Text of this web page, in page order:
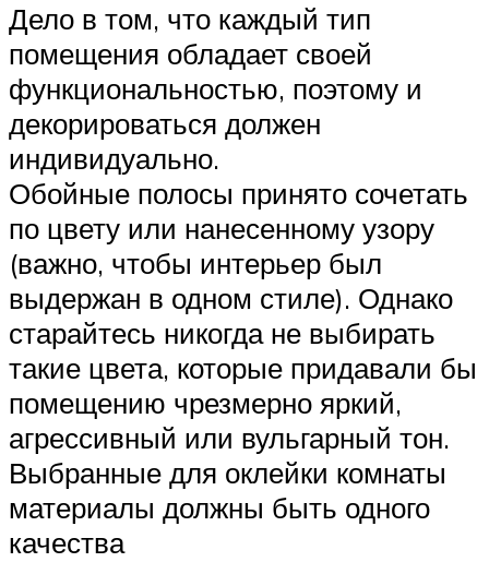
Дело в том, что каждый тип
помещения обладает своей
функциональностью, поэтому и
декорироваться должен
индивидуально.
Обойные полосы принято сочетать
по цвету или нанесенному узору
(важно, чтобы интерьер был
выдержан в одном стиле). Однако
старайтесь никогда не выбирать
такие цвета, которые придавали бы
помещению чрезмерно яркий,
агрессивный или вульгарный тон.
Выбранные для оклейки комнаты
материалы должны быть одного
качества